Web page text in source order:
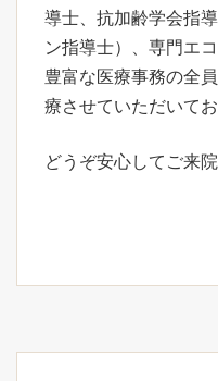
導士、抗加齢学会指
ン指導士）、専門エ
豊富な医療事務の全
療させていただいてお
どうぞ安心してご来